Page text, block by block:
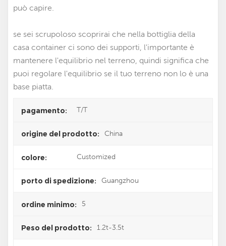
può capire.
se sei scrupoloso scoprirai che nella bottiglia della
casa container ci sono dei supporti, l'importante è
mantenere l'equilibrio nel terreno, quindi significa che
puoi regolare l'equilibrio se il tuo terreno non lo è una
base piatta.
pagamento: T/T
origine del prodotto: China
colore: Customized
porto di spedizione: Guangzhou
ordine minimo: 5
Peso del prodotto: 1.2t-3.5t